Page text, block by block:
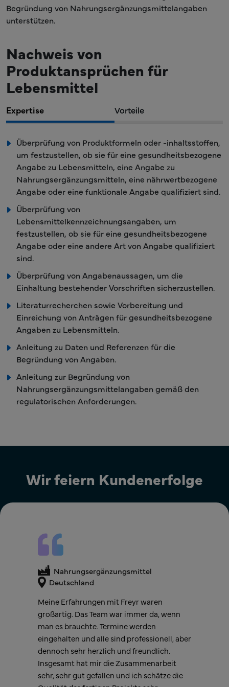
Begründung von Nahrungsergänzungsmittelangaben
unterstützen.
Nachweis von
Produktansprüchen für
Lebensmittel
Expertise Vorteile
Überprüfung von Produktformeln oder -inhaltsstoffen,
um festzustellen, ob sie für eine gesundheitsbezogene
Angabe zu Lebensmitteln, eine Angabe zu
Nahrungsergänzungsmitteln, eine nährwertbezogene
Angabe oder eine funktionale Angabe qualifiziert sind.
Überprüfung von
Lebensmittelkennzeichnungsangaben, um
festzustellen, ob sie für eine gesundheitsbezogene
Angabe oder eine andere Art von Angabe qualifiziert
sind.
Überprüfung von Angabenaussagen, um die
Einhaltung bestehender Vorschriften sicherzustellen.
Literaturrecherchen sowie Vorbereitung und
Einreichung von Anträgen für gesundheitsbezogene
Angaben zu Lebensmitteln.
Anleitung zu Daten und Referenzen für die
Begründung von Angaben.
Anleitung zur Begründung von
Nahrungsergänzungsmittelangaben gemäß den
regulatorischen Anforderungen.
Wir feiern Kundenerfolge
Nahrungsergänzungsmittel
Freyr hat unsere Erwartungen übertroffen,
indem es eine problemlose und
reibungslose Produktregistrierung in der
EU ermöglichte. Das Team war
professionell, reaktionsschnell und immer
bereit, bei Bedarf Klarheit zu schaffen. Als
Ergebnis sind wir nun dank ihrer
fachkundigen Beratung und makellosen
Nahrungsergänzungsmittel
Niederlande
Die Zusammenarbeit mit Freyr hat uns
einen Teil der Sorgen und der Last
genommen, die mit der Einhaltung
komplexer Verpackungsvorschriften sowie
den sich ständig ändernden Anforderungen
und Rahmenbedingungen verbunden sind.
Wir wissen nun, dass wir bei der weiteren
Nahrungsergänzungsmittel
Deutschland
Meine Erfahrungen mit Freyr waren
großartig. Das Team war immer da, wenn
man es brauchte. Termine werden
eingehalten und alle sind professionell, aber
dennoch sehr herzlich und freundlich.
Insgesamt hat mir die Zusammenarbeit
sehr, sehr gut gefallen und ich schätze die